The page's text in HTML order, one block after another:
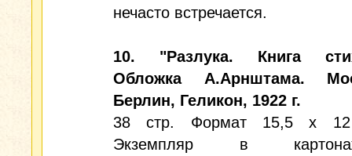
нечасто встречается.
10. "Разлука. Книга
Обложка А.Арнштама.
Берлин, Геликон, 1922 г.
38 стр. Формат 15,5 х
Экземпляр в